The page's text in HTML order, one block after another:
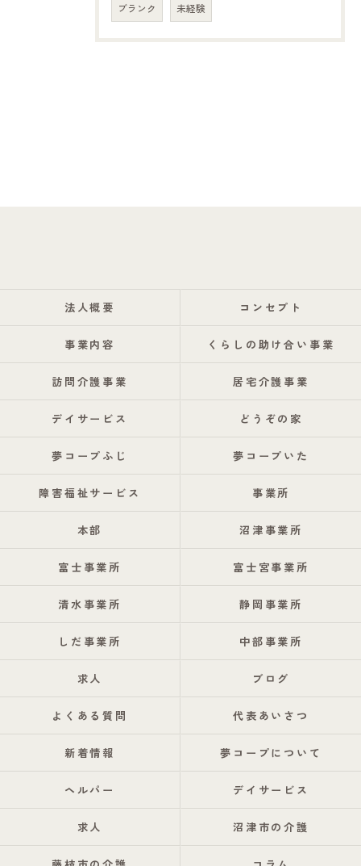
ブランク 未経験
法人概要 コンセプト
事業内容 くらしの助け合い事業
訪問介護事業 居宅介護事業
デイサービス どうぞの家
夢コープふじ 夢コープいた
障害福祉サービス 事業所
本部 沼津事業所
富士事業所 富士宮事業所
清水事業所 静岡事業所
しだ事業所 中部事業所
求人 ブログ
よくある質問 代表あいさつ
新着情報 夢コープについて
ヘルパー デイサービス
求人 沼津市の介護